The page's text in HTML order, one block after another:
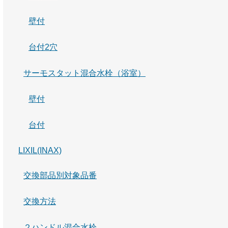
壁付
台付2穴
サーモスタット混合水栓（浴室）
壁付
台付
LIXIL(INAX)
交換部品別対象品番
交換方法